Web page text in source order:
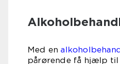
Med en
pårørende få hjælp